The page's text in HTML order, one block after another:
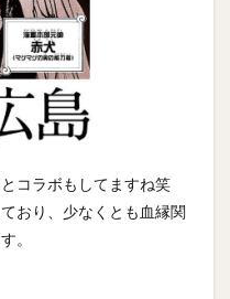
コラボもしてますね笑
おり、少なくとも血縁関
。